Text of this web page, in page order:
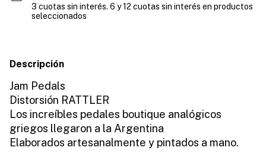
3 cuotas sin interés. 6 y 12 cuotas sin interés en productos
seleccionados
Descripción
Jam Pedals
Distorsión RATTLER
Los increíbles pedales boutique analógicos
griegos llegaron a la Argentina
Elaborados artesanalmente y pintados a mano.